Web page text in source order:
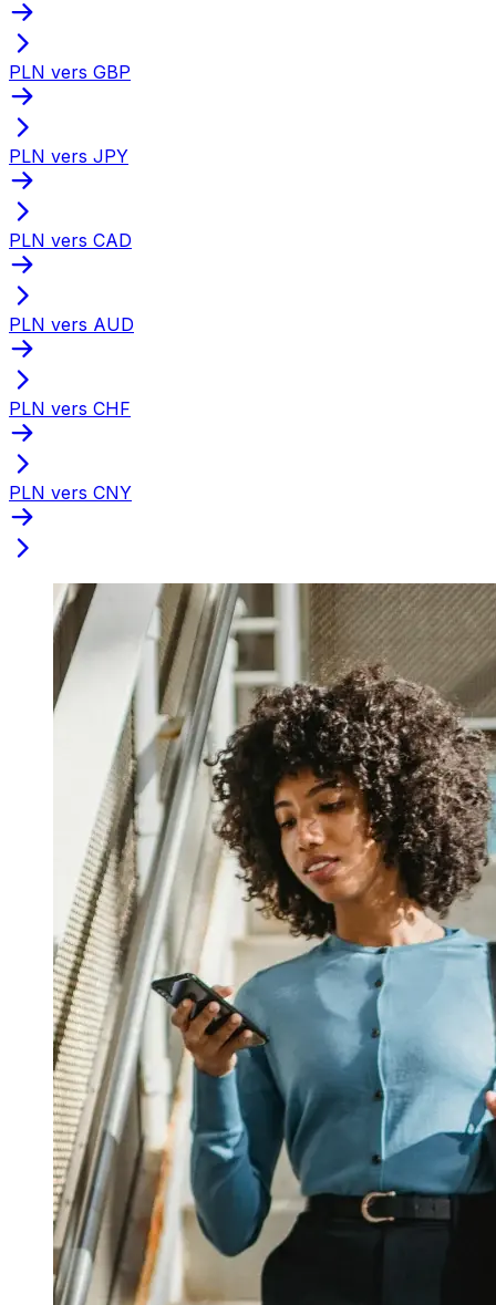
PLN vers GBP
PLN vers JPY
PLN vers CAD
PLN vers AUD
PLN vers CHF
PLN vers CNY